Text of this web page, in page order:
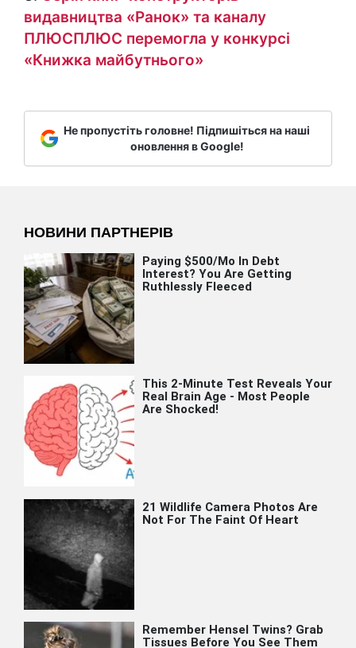
видавництва «Ранок» та каналу
ПЛЮСПЛЮС перемогла у конкурсі
«Книжка майбутнього»
Не пропустіть головне! Підпишіться на наші
оновлення в Google!